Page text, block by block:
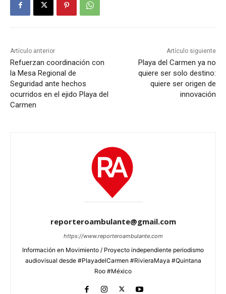
Artículo anterior
Refuerzan coordinación con
la Mesa Regional de
Seguridad ante hechos
ocurridos en el ejido Playa del
Carmen
Artículo siguiente
Playa del Carmen ya no
quiere ser solo destino:
quiere ser origen de
innovación
reporteroambulante@gmail.com
https://www.reporteroambulante.com
Información en Movimiento / Proyecto independiente periodismo
audiovisual desde #PlayadelCarmen #RivieraMaya #Quintana
Roo #México